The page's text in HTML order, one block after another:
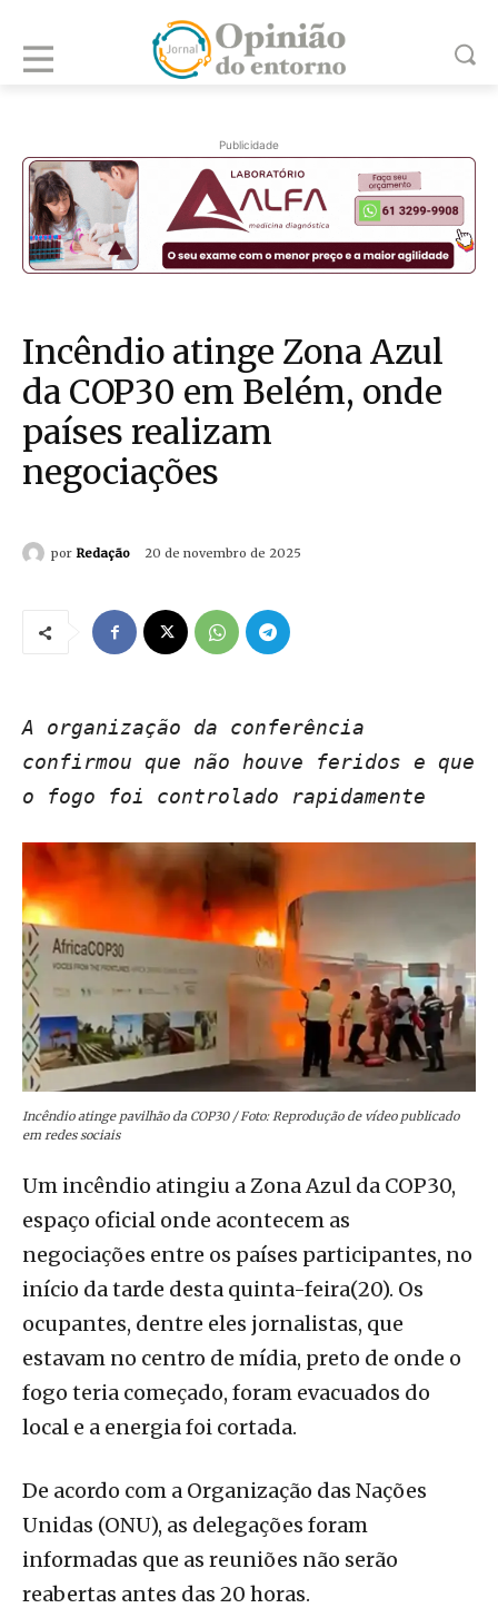
Publicidade
Incêndio atinge Zona Azul
da COP30 em Belém, onde
países realizam
negociações
por Redação 20 de novembro de 2025
A organização da conferência
confirmou que não houve feridos e que
o fogo foi controlado rapidamente
Incêndio atinge pavilhão da COP30 / Foto: Reprodução de vídeo publicado
em redes sociais
Um incêndio atingiu a Zona Azul da COP30,
espaço oficial onde acontecem as
negociações entre os países participantes, no
início da tarde desta quinta-feira(20). Os
ocupantes, dentre eles jornalistas, que
estavam no centro de mídia, preto de onde o
fogo teria começado, foram evacuados do
local e a energia foi cortada.
De acordo com a Organização das Nações
Unidas (ONU), as delegações foram
informadas que as reuniões não serão
reabertas antes das 20 horas.